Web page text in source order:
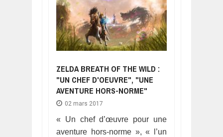
ZELDA BREATH OF THE WILD :
"UN CHEF D'OEUVRE", "UNE
AVENTURE HORS-NORME"
02 mars 2017
« Un chef d’œuvre pour une
aventure hors-norme », « l’un